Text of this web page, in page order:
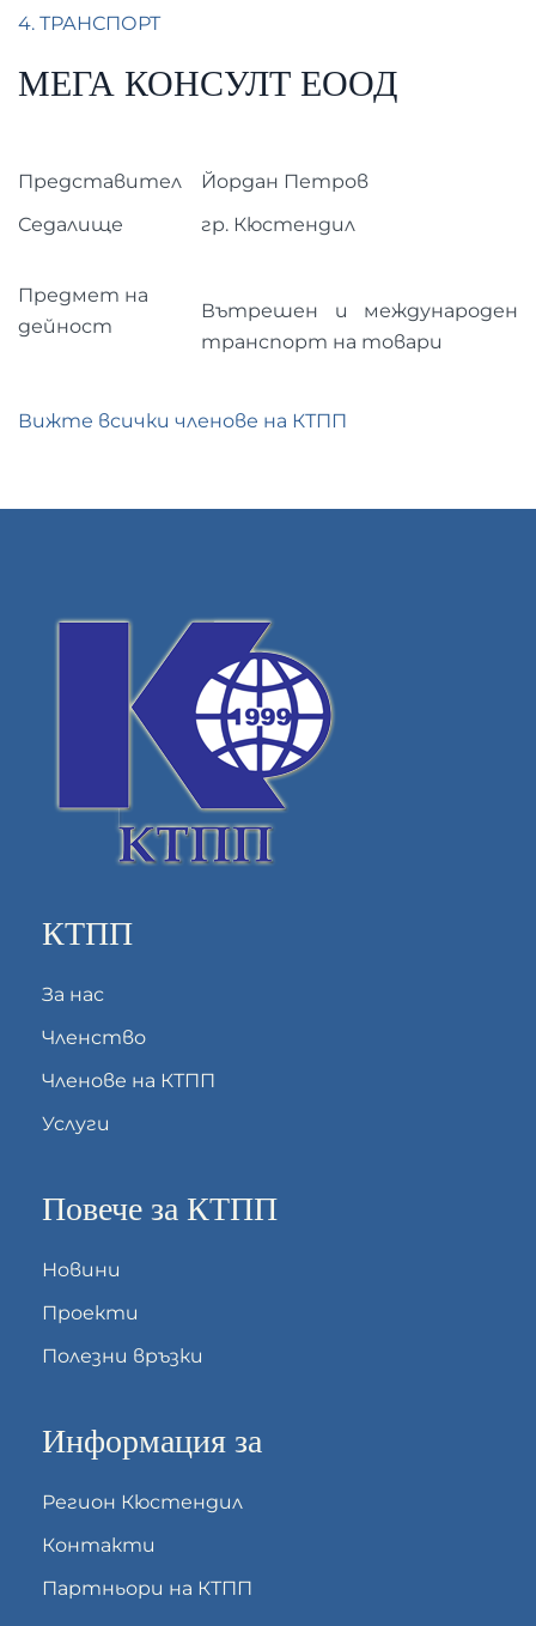
4. ТРАНСПОРТ
МЕГА КОНСУЛТ ЕООД
Представител
Йордан Петров
Седалище
гр. Кюстендил
Предмет на
дейност
Вътрешен и международен
транспорт на товари
Вижте всички членове на КТПП
КТПП
За нас
Членство
Членове на КТПП
Услуги
Повече за КТПП
Новини
Проекти
Полезни връзки
Информация за
Регион Кюстендил
Контакти
Партньори на КТПП